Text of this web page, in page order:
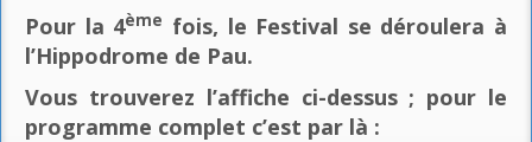
Pour la 4ème fois, le Festival se déroulera à
l’Hippodrome de Pau.
Vous trouverez l’affiche ci-dessus ; pour le
programme complet c’est par là :